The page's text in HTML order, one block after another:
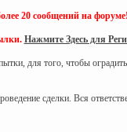
20 сообщений на форуме!
Нажмите Здесь для
для того, чтобы
сделки. Вся